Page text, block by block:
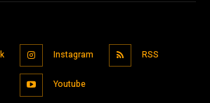
Instagram RSS
Youtube